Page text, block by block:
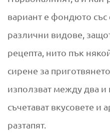
вариант е фондюто
различни видове,
рецепта, нито пък
сирене за
използват между два и
съчетават вкусовете и
разтапят.